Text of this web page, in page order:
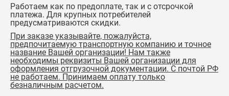
Работаем как по предоплате, так и с отсрочкой
платежа. Для крупных потребителей
предусматриваются скидки.
При заказе указывайте, пожалуйста,
предпочитаемую транспортную компанию и точное
название Вашей организации! Нам также
необходимы реквизиты Вашей организации для
оформления отгрузочной документации. С почтой РФ
не работаем. Принимаем оплату только
безналичным расчетом.